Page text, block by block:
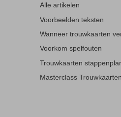
Alle artikelen
Voorbeelden teksten
Wanneer trouwkaarten
Voorkom spelfouten
Trouwkaarten
Masterclass